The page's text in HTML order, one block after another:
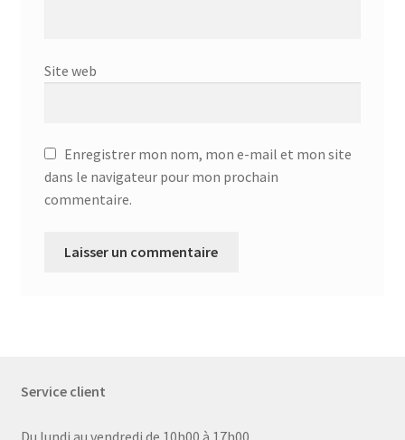
Site web
Enregistrer mon nom, mon e-mail et mon site
dans le navigateur pour mon prochain
commentaire.
Service client